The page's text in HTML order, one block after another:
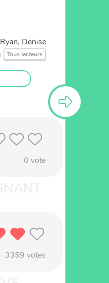
Ryan, Denise
Tous lecteurs
0 vote
3359 votes